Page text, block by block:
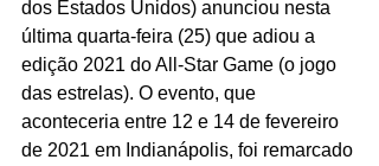
dos Estados Unidos) anunciou nesta
última quarta-feira (25) que adiou a
edição 2021 do All-Star Game (o jogo
das estrelas). O evento, que
aconteceria entre 12 e 14 de fevereiro
de 2021 em Indianápolis, foi remarcado